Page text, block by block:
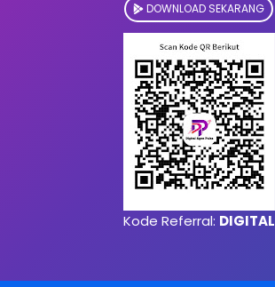
DOWNLOAD SEKARANG
Kode Referral: DIGITAL